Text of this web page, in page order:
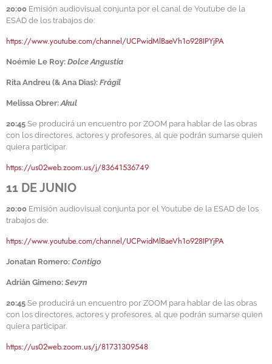
20:00 Emisión audiovisual conjunta por el canal de Youtube de la
ESAD de los trabajos de:
https://www.youtube.com/channel/UCPwidMlBaeVh1o928IPYjPA
Noémie Le Roy: Dolce Angustia
Rita Andreu (& Ana Dias): Frágil
Melissa Obrer:Akul
20:45 Se producirá un encuentro por ZOOM para hablar de las obras
con los directores, actores y profesores, al que podrán sumarse quien
quiera participar.
https://us02web.zoom.us/j/83641536749
11 DE JUNIO
20:00 Emisión audiovisual conjunta por el Youtube de la ESAD de los
trabajos de:
https://www.youtube.com/channel/UCPwidMlBaeVh1o928IPYjPA
Jonatan Romero: Contigo
Adrián Gimeno: Sev7n
20:45 Se producirá un encuentro por ZOOM para hablar de las obras
con los directores, actores y profesores, al que podrán sumarse quien
quiera participar.
https://us02web.zoom.us/j/81731309548